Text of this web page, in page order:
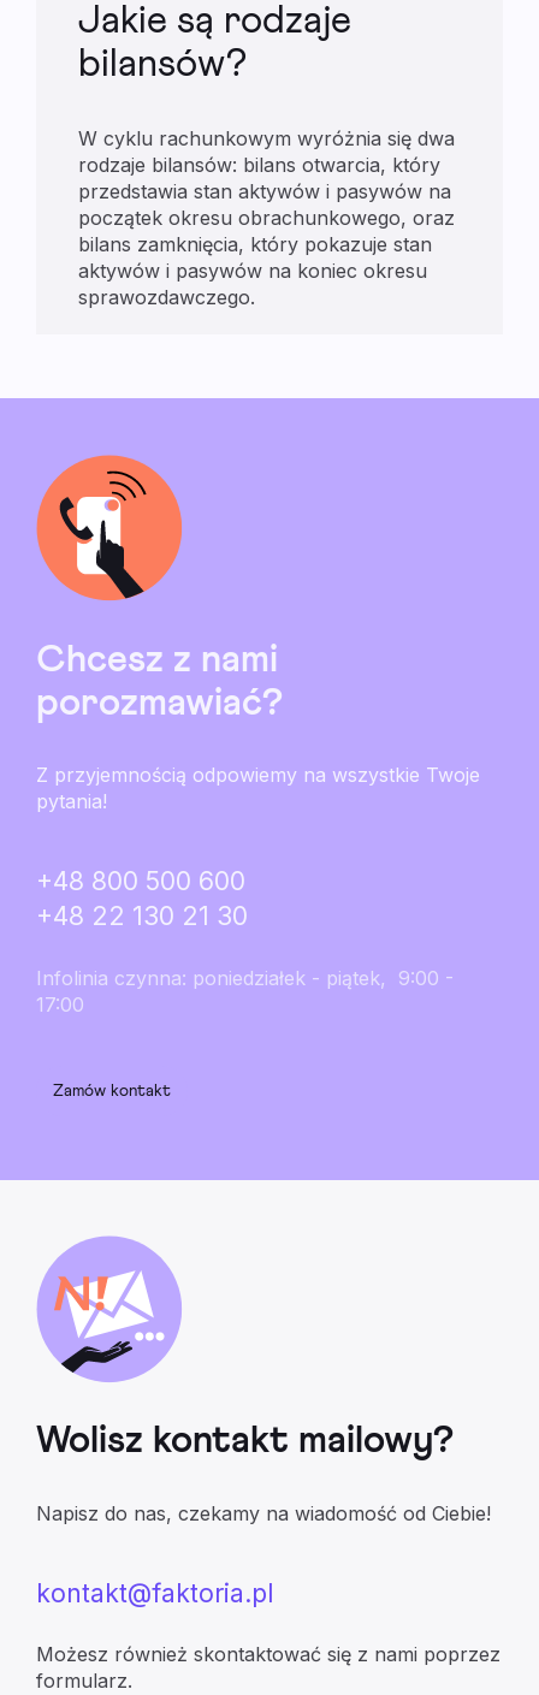
Jakie są rodzaje
bilansów?
W cyklu rachunkowym wyróżnia się dwa
rodzaje bilansów: bilans otwarcia, który
przedstawia stan aktywów i pasywów na
początek okresu obrachunkowego, oraz
bilans zamknięcia, który pokazuje stan
aktywów i pasywów na koniec okresu
sprawozdawczego.
Chcesz z nami
porozmawiać?
Z przyjemnością odpowiemy na wszystkie Twoje
pytania!
+48 800 500 600
+48 22 130 21 30
Infolinia czynna: poniedziałek - piątek, 9:00 -
17:00
Zamów kontakt
Wolisz kontakt mailowy?
Napisz do nas, czekamy na wiadomość od Ciebie!
kontakt@faktoria.pl
Możesz również skontaktować się z nami poprzez
formularz.